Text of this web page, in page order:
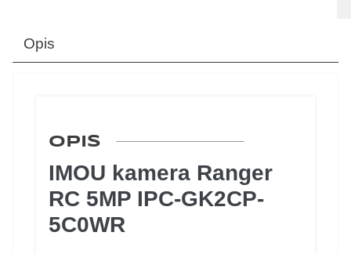
Opis
OPIS
IMOU kamera Ranger
RC 5MP IPC-GK2CP-
5C0WR